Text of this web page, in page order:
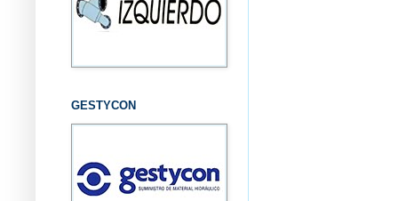
GESTYCON